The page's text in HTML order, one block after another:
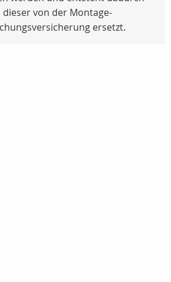
dieser von der Montage-
ersetzt.